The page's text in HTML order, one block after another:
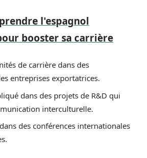
l'espagnol
booster sa carrière
de carrière dans des
entreprises exportatrices.
dans des projets de R&D qui
interculturelle.
des conférences internationales